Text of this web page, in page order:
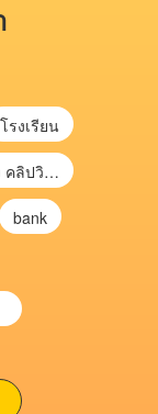
โรงเรียน
ฉันขอวิธีประกอบมุ้ง คลิปวิดีโอ การประกอบมุ้ง
bank